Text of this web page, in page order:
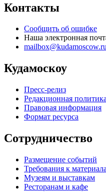
Контакты
Сообщить об ошибке
Наша электронная
Кудамоскоу
Пресс-релиз
Редакционная политика
Правовая информация
Формат ресурса
Сотрудничество
Размещение событий
Требования к
Музеям и выставкам
Ресторанам и кафе